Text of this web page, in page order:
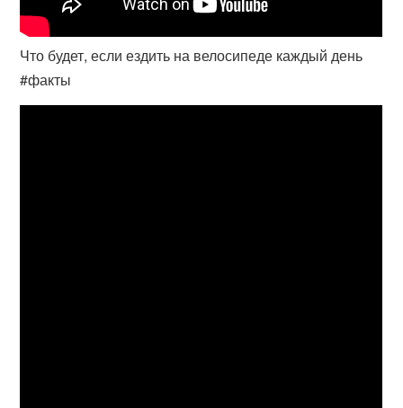
Что будет, если ездить на велосипеде каждый день
#факты